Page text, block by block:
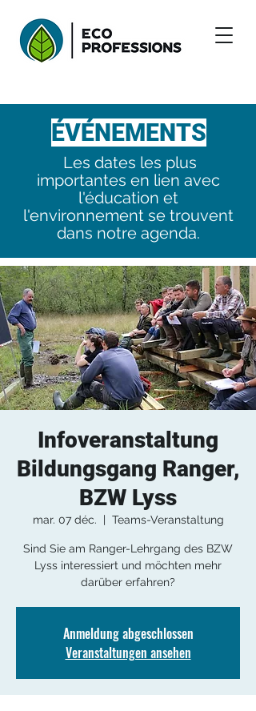
ÉVÉNEMENTS
Les dates les plus
importantes en lien avec
l'éducation et
l'environnement se trouvent
dans notre agenda.
Infoveranstaltung
Bildungsgang Ranger,
BZW Lyss
mar. 07 déc.
  |
Teams-Veranstaltung
Sind Sie am Ranger-Lehrgang des BZW
Lyss interessiert und möchten mehr
darüber erfahren?
Anmeldung abgeschlossen
Veranstaltungen ansehen